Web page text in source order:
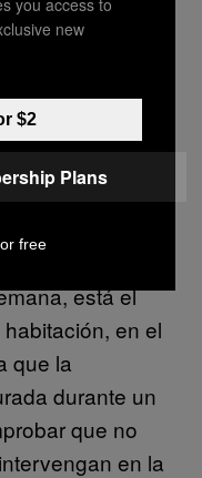
justo bajo mis
en torno a las
y los suelos
que no
rascándolos
el mueblecito
está el
en el
que la
durante un
que no
en la
new
$2
Plans
free